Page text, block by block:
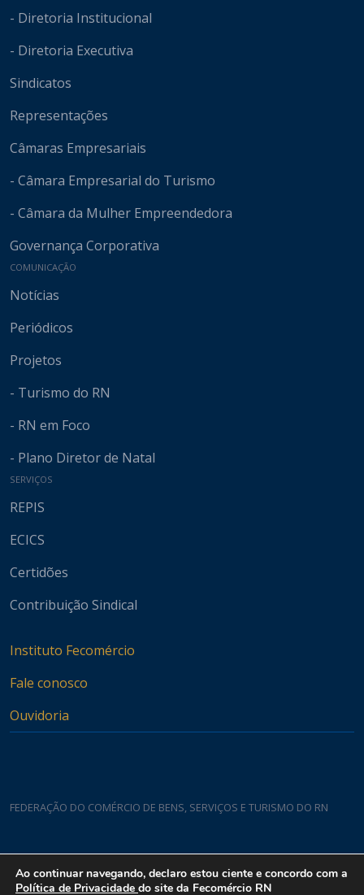
- Diretoria Institucional
- Diretoria Executiva
Sindicatos
Representações
Câmaras Empresariais
- Câmara Empresarial do Turismo
- Câmara da Mulher Empreendedora
Governança Corporativa
COMUNICAÇÃO
Notícias
Periódicos
Projetos
- Turismo do RN
- RN em Foco
- Plano Diretor de Natal
SERVIÇOS
REPIS
ECICS
Certidões
Contribuição Sindical
Instituto Fecomércio
Fale conosco
Ouvidoria
FEDERAÇÃO DO COMÉRCIO DE BENS, SERVIÇOS E TURISMO DO RN
Rua Padre João Damasceno, 1935 - Lagoa Nova CEP 59075-760
Ao continuar navegando, declaro estou ciente e concordo com a
Política de Privacidade do site da Fecomércio RN